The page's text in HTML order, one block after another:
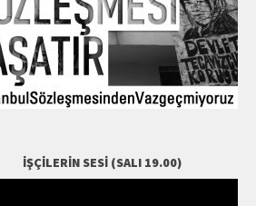
İŞÇILERIN SESI (SALI 19.00)